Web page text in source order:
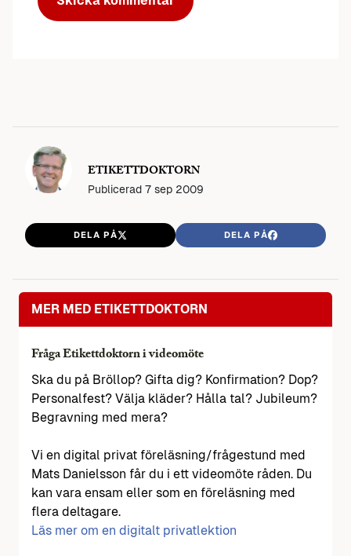
ETIKETTDOKTORN
Publicerad 7 sep 2009
DELA PÅ DELA PÅ
MER MED ETIKETTDOKTORN
Fråga Etikettdoktorn i videomöte
Ska du på Bröllop? Gifta dig? Konfirmation? Dop?
Personalfest? Välja kläder? Hålla tal? Jubileum?
Begravning med mera?
Vi en digital privat föreläsning/frågestund med
Mats Danielsson får du i ett videomöte råden. Du
kan vara ensam eller som en föreläsning med
flera deltagare.
Läs mer om en digitalt privatlektion